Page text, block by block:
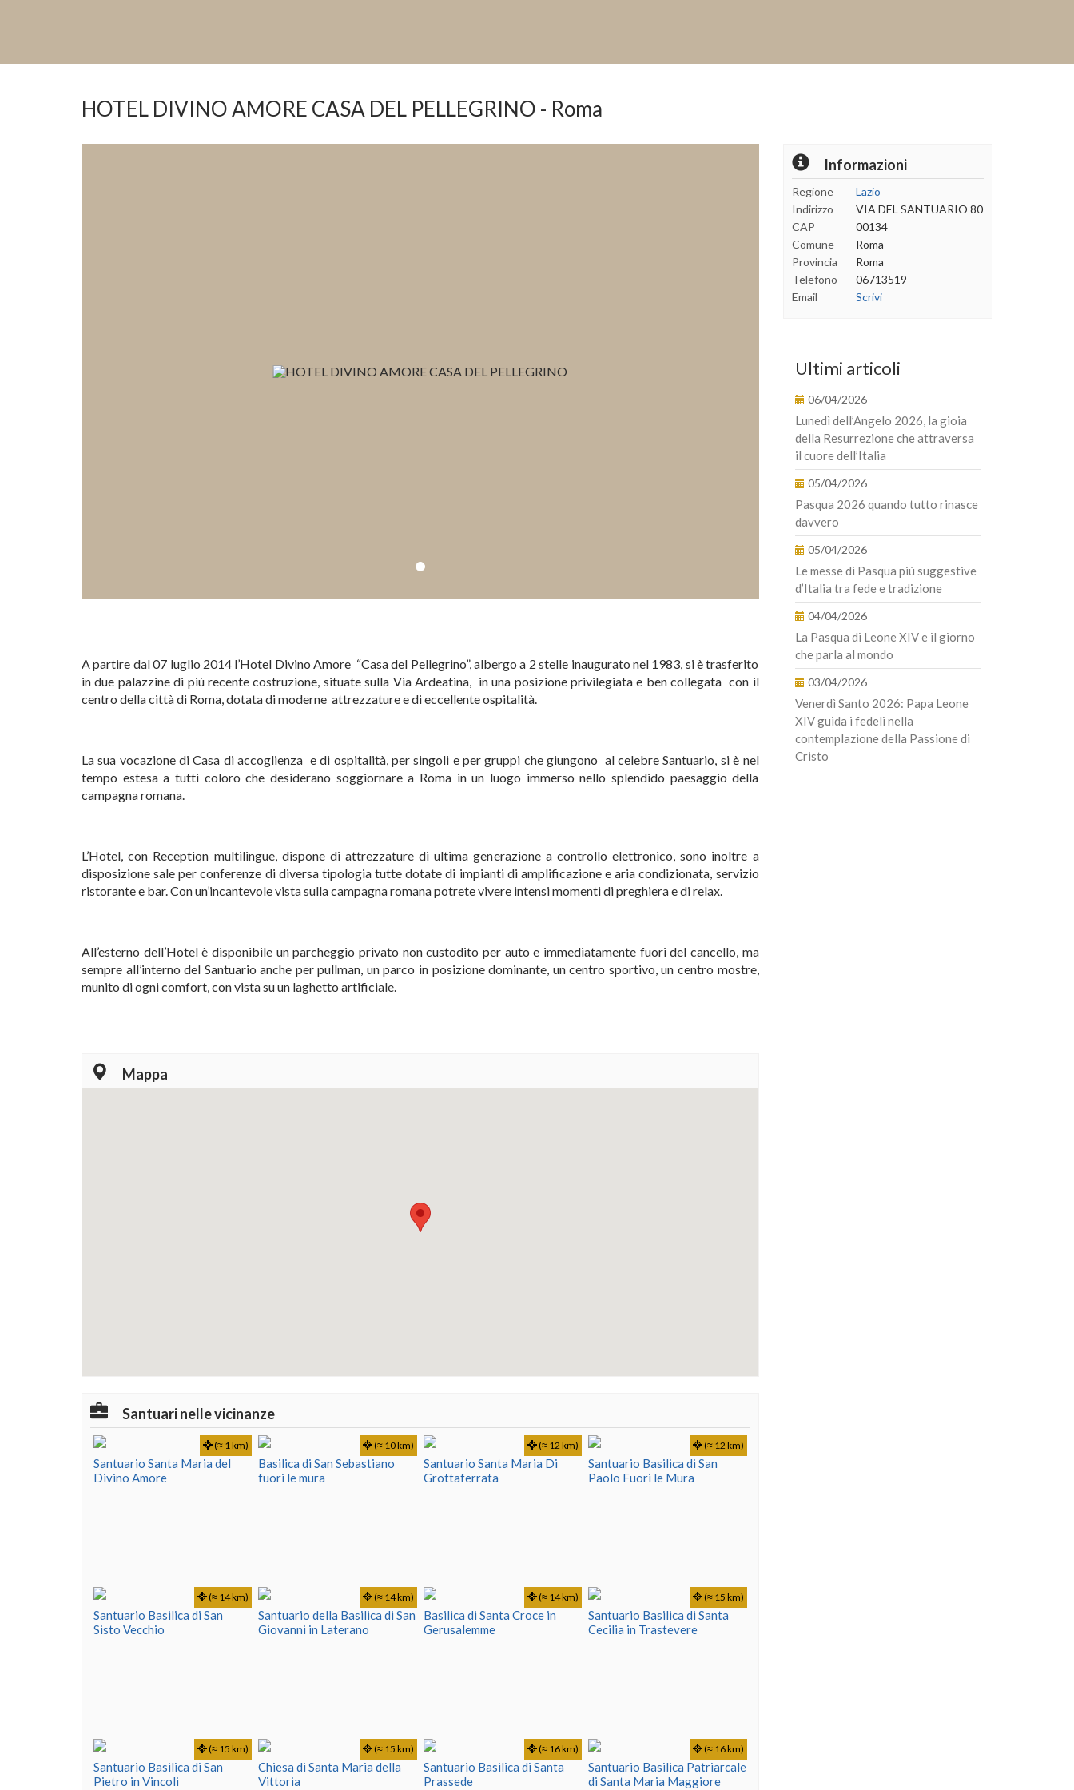
HOTEL DIVINO AMORE CASA DEL PELLEGRINO - Roma
A partire dal 07 luglio 2014 l’Hotel Divino Amore “Casa del Pellegrino”, albergo a 2 stelle inaugurato nel 1983, si è trasferito
in due palazzine di più recente costruzione, situate sulla Via Ardeatina, in una posizione privilegiata e ben collegata con il
centro della città di Roma, dotata di moderne attrezzature e di eccellente ospitalità.
La sua vocazione di Casa di accoglienza e di ospitalità, per singoli e per gruppi che giungono al celebre Santuario, si è nel
tempo estesa a tutti coloro che desiderano soggiornare a Roma in un luogo immerso nello splendido paesaggio della
campagna romana.
L’Hotel, con Reception multilingue, dispone di attrezzature di ultima generazione a controllo elettronico, sono inoltre a
disposizione sale per conferenze di diversa tipologia tutte dotate di impianti di amplificazione e aria condizionata, servizio
ristorante e bar. Con un’incantevole vista sulla campagna romana potrete vivere intensi momenti di preghiera e di relax.
All’esterno dell’Hotel è disponibile un parcheggio privato non custodito per auto e immediatamente fuori del cancello, ma
sempre all’interno del Santuario anche per pullman, un parco in posizione dominante, un centro sportivo, un centro mostre,
munito di ogni comfort, con vista su un laghetto artificiale.
Mappa
Santuari nelle vicinanze
Santuario Santa Maria del
Divino Amore
(≈ 1 km)
Basilica di San Sebastiano
fuori le mura
(≈ 10 km)
Santuario Santa Maria Di
Grottaferrata
(≈ 12 km)
Santuario Basilica di San
Paolo Fuori le Mura
(≈ 12 km)
Santuario Basilica di San
Sisto Vecchio
(≈ 14 km)
Santuario della Basilica di San
Giovanni in Laterano
(≈ 14 km)
Basilica di Santa Croce in
Gerusalemme
(≈ 14 km)
Santuario Basilica di Santa
Cecilia in Trastevere
(≈ 15 km)
Santuario Basilica di San
Pietro in Vincoli
(≈ 15 km)
Chiesa di Santa Maria della
Vittoria
(≈ 15 km)
Santuario Basilica di Santa
Prassede
(≈ 16 km)
Santuario Basilica Patriarcale
di Santa Maria Maggiore
(≈ 16 km)
Informazioni
Regione
Lazio
Indirizzo
VIA DEL SANTUARIO 80
CAP
00134
Comune
Roma
Provincia
Roma
Telefono
06713519
Email
Scrivi
Ultimi articoli
06/04/2026
Lunedì dell’Angelo 2026, la gioia
della Resurrezione che attraversa
il cuore dell’Italia
05/04/2026
Pasqua 2026 quando tutto rinasce
davvero
05/04/2026
Le messe di Pasqua più suggestive
d’Italia tra fede e tradizione
04/04/2026
La Pasqua di Leone XIV e il giorno
che parla al mondo
03/04/2026
Venerdì Santo 2026: Papa Leone
XIV guida i fedeli nella
contemplazione della Passione di
Cristo